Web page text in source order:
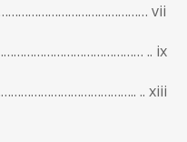
vii
.. ix
.. xiii